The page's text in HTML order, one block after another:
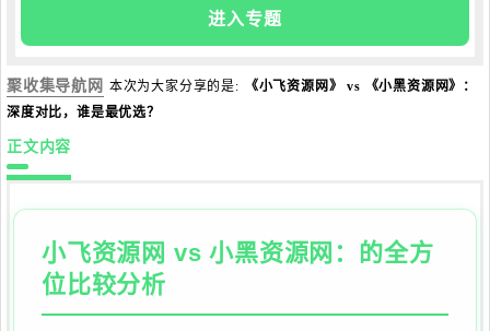
进入专题
聚收集导航网 本次为大家分享的是:
《小飞资源网》 vs 《小黑资源网》：
深度对比，谁是最优选？
正文内容
小飞资源网 vs小黑资源网 ：的全方
位比较分析